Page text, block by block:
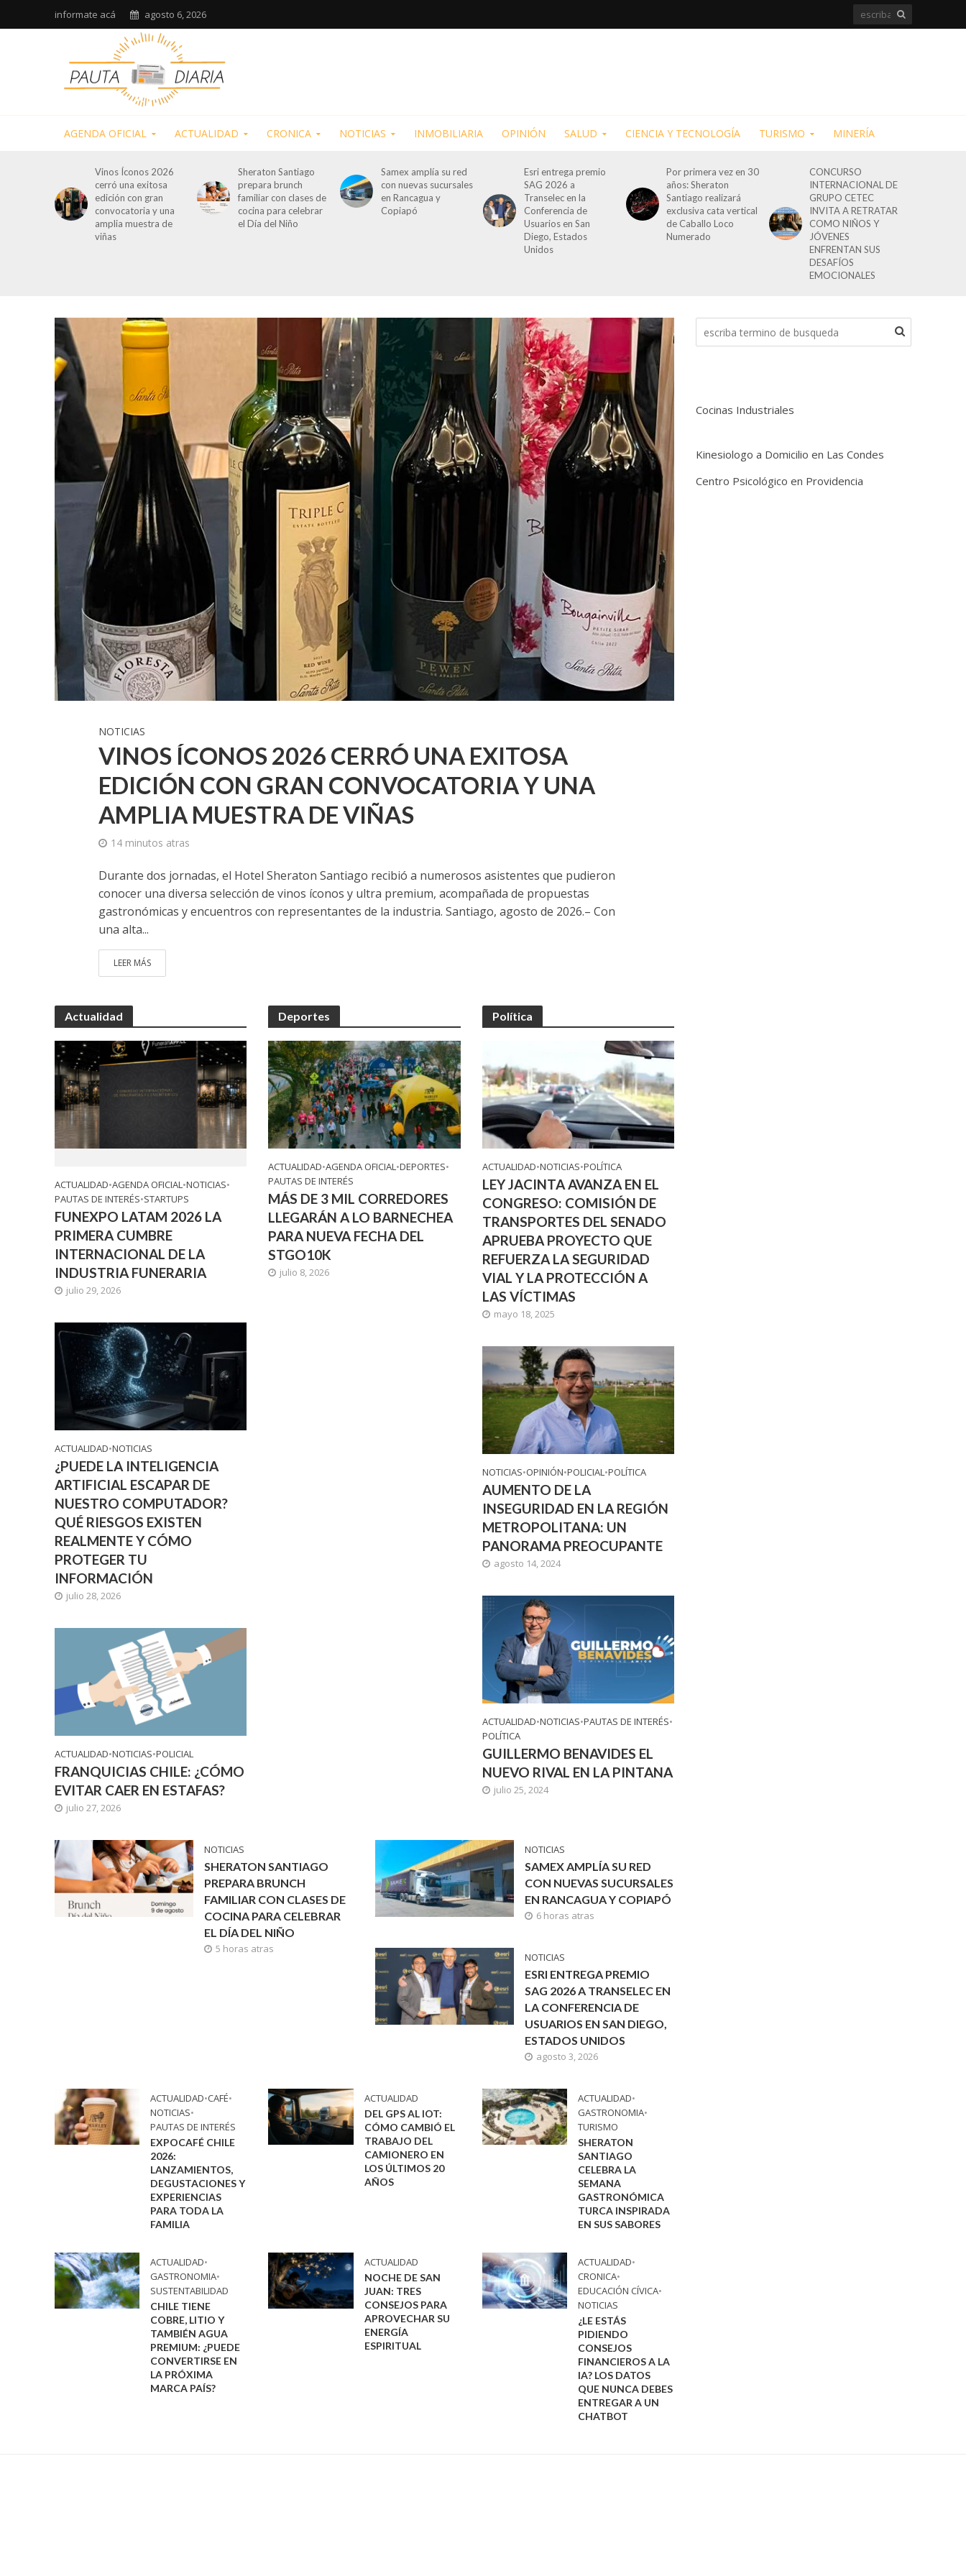
informate acá agosto 6, 2026
AGENDA OFICIAL ACTUALIDAD CRONICA NOTICIAS INMOBILIARIA OPINIÓN SALUD CIENCIA Y TECNOLOGÍA TURISMO MINERÍA
Vinos Íconos 2026
cerró una exitosa
edición con gran
convocatoria y una
amplia muestra de
viñas
Sheraton Santiago
prepara brunch
familiar con clases de
cocina para celebrar
el Día del Niño
Samex amplía su red
con nuevas sucursales
en Rancagua y
Copiapó
Esri entrega premio
SAG 2026 a
Transelec en la
Conferencia de
Usuarios en San
Diego, Estados
Unidos
Por primera vez en 30
años: Sheraton
Santiago realizará
exclusiva cata vertical
de Caballo Loco
Numerado
CONCURSO
INTERNACIONAL DE
GRUPO CETEC
INVITA A RETRATAR
COMO NIÑOS Y
JÓVENES
ENFRENTAN SUS
DESAFÍOS
EMOCIONALES
NOTICIAS
VINOS ÍCONOS 2026 CERRÓ UNA EXITOSA
EDICIÓN CON GRAN CONVOCATORIA Y UNA
AMPLIA MUESTRA DE VIÑAS
14 minutos atras
Durante dos jornadas, el Hotel Sheraton Santiago recibió a numerosos asistentes que pudieron
conocer una diversa selección de vinos íconos y ultra premium, acompañada de propuestas
gastronómicas y encuentros con representantes de la industria. Santiago, agosto de 2026.– Con
una alta...
LEER MÁS
Actualidad
ACTUALIDAD•AGENDA OFICIAL•NOTICIAS•
PAUTAS DE INTERÉS•STARTUPS
FUNEXPO LATAM 2026 LA
PRIMERA CUMBRE
INTERNACIONAL DE LA
INDUSTRIA FUNERARIA
julio 29, 2026
ACTUALIDAD•NOTICIAS
¿PUEDE LA INTELIGENCIA
ARTIFICIAL ESCAPAR DE
NUESTRO COMPUTADOR?
QUÉ RIESGOS EXISTEN
REALMENTE Y CÓMO
PROTEGER TU
INFORMACIÓN
julio 28, 2026
ACTUALIDAD•NOTICIAS•POLICIAL
FRANQUICIAS CHILE: ¿CÓMO
EVITAR CAER EN ESTAFAS?
julio 27, 2026
Deportes
ACTUALIDAD•AGENDA OFICIAL•DEPORTES•
PAUTAS DE INTERÉS
MÁS DE 3 MIL CORREDORES
LLEGARÁN A LO BARNECHEA
PARA NUEVA FECHA DEL
STGO10K
julio 8, 2026
Política
ACTUALIDAD•NOTICIAS•POLÍTICA
LEY JACINTA AVANZA EN EL
CONGRESO: COMISIÓN DE
TRANSPORTES DEL SENADO
APRUEBA PROYECTO QUE
REFUERZA LA SEGURIDAD
VIAL Y LA PROTECCIÓN A
LAS VÍCTIMAS
mayo 18, 2025
NOTICIAS•OPINIÓN•POLICIAL•POLÍTICA
AUMENTO DE LA
INSEGURIDAD EN LA REGIÓN
METROPOLITANA: UN
PANORAMA PREOCUPANTE
agosto 14, 2024
ACTUALIDAD•NOTICIAS•PAUTAS DE INTERÉS•
POLÍTICA
GUILLERMO BENAVIDES EL
NUEVO RIVAL EN LA PINTANA
julio 25, 2024
NOTICIAS
SHERATON SANTIAGO
PREPARA BRUNCH
FAMILIAR CON CLASES DE
COCINA PARA CELEBRAR
EL DÍA DEL NIÑO
5 horas atras
NOTICIAS
SAMEX AMPLÍA SU RED
CON NUEVAS SUCURSALES
EN RANCAGUA Y COPIAPÓ
6 horas atras
NOTICIAS
ESRI ENTREGA PREMIO
SAG 2026 A TRANSELEC EN
LA CONFERENCIA DE
USUARIOS EN SAN DIEGO,
ESTADOS UNIDOS
agosto 3, 2026
ACTUALIDAD•CAFÉ•
NOTICIAS•
PAUTAS DE INTERÉS
EXPOCAFÉ CHILE
2026:
LANZAMIENTOS,
DEGUSTACIONES Y
EXPERIENCIAS
PARA TODA LA
FAMILIA
ACTUALIDAD
DEL GPS AL IOT:
CÓMO CAMBIÓ EL
TRABAJO DEL
CAMIONERO EN
LOS ÚLTIMOS 20
AÑOS
ACTUALIDAD•
GASTRONOMIA•
TURISMO
SHERATON
SANTIAGO
CELEBRA LA
SEMANA
GASTRONÓMICA
TURCA INSPIRADA
EN SUS SABORES
ACTUALIDAD•
GASTRONOMIA•
SUSTENTABILIDAD
CHILE TIENE
COBRE, LITIO Y
TAMBIÉN AGUA
PREMIUM: ¿PUEDE
CONVERTIRSE EN
LA PRÓXIMA
MARCA PAÍS?
ACTUALIDAD
NOCHE DE SAN
JUAN: TRES
CONSEJOS PARA
APROVECHAR SU
ENERGÍA
ESPIRITUAL
ACTUALIDAD•
CRONICA•
EDUCACIÓN CÍVICA•
NOTICIAS
¿LE ESTÁS
PIDIENDO
CONSEJOS
FINANCIEROS A LA
IA? LOS DATOS
QUE NUNCA DEBES
ENTREGAR A UN
CHATBOT
Cocinas Industriales
Kinesiologo a Domicilio en Las Condes
Centro Psicológico en Providencia